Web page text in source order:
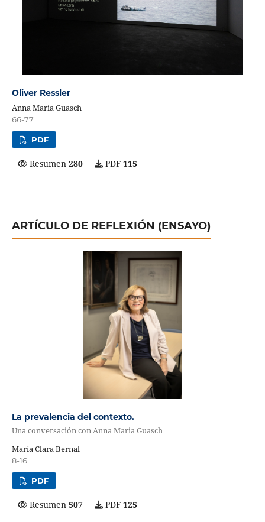
Oliver Ressler
Anna Maria Guasch
66-77
PDF
Resumen 280 PDF 115
ARTÍCULO DE REFLEXIÓN (ENSAYO)
La prevalencia del contexto.
Una conversación con Anna Maria Guasch
María Clara Bernal
8-16
PDF
Resumen 507 PDF 125